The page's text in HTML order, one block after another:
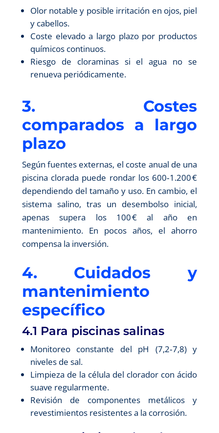
Olor notable y posible irritación en ojos, piel
y cabellos.
Coste elevado a largo plazo por productos
químicos continuos.
Riesgo de cloraminas si el agua no se
renueva periódicamente.
3. Costes
comparados a largo
plazo
Según fuentes externas, el coste anual de una
piscina clorada puede rondar los 600‑1.200 €
dependiendo del tamaño y uso. En cambio, el
sistema salino, tras un desembolso inicial,
apenas supera los 100 € al año en
mantenimiento. En pocos años, el ahorro
compensa la inversión.
4. Cuidados y
mantenimiento
específico
4.1 Para piscinas salinas
Monitoreo constante del pH (7,2‑7,8) y
niveles de sal.
Limpieza de la célula del clorador con ácido
suave regularmente.
Revisión de componentes metálicos y
revestimientos resistentes a la corrosión.